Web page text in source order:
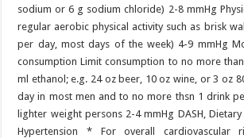
sodium or 6 g sodium chloride) 2-8 mmHg
regular aerobic physical activity such as brisk
per day, most days of the week) 4-9 mmHg
consumption Limit consumption to no more
ml ethanol; e.g. 24 oz beer, 10 oz wine, or 3 oz
day in most men and to no more thsn 1 drink
lighter weight persons 2-4 mmHg DASH,
Hypertension * For overall cardiovascular